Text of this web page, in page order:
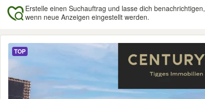
Erstelle einen Suchauftrag und lasse dich benachrichtigen,
wenn neue Anzeigen eingestellt werden.
Ergebnisse
TOP